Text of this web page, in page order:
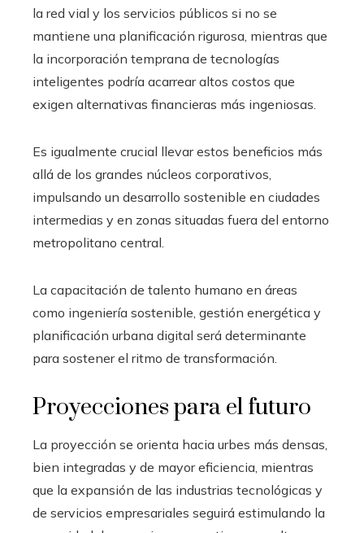
la red vial y los servicios públicos si no se
mantiene una planificación rigurosa, mientras que
la incorporación temprana de tecnologías
inteligentes podría acarrear altos costos que
exigen alternativas financieras más ingeniosas.
Es igualmente crucial llevar estos beneficios más
allá de los grandes núcleos corporativos,
impulsando un desarrollo sostenible en ciudades
intermedias y en zonas situadas fuera del entorno
metropolitano central.
La capacitación de talento humano en áreas
como ingeniería sostenible, gestión energética y
planificación urbana digital será determinante
para sostener el ritmo de transformación.
Proyecciones para el futuro
La proyección se orienta hacia urbes más densas,
bien integradas y de mayor eficiencia, mientras
que la expansión de las industrias tecnológicas y
de servicios empresariales seguirá estimulando la